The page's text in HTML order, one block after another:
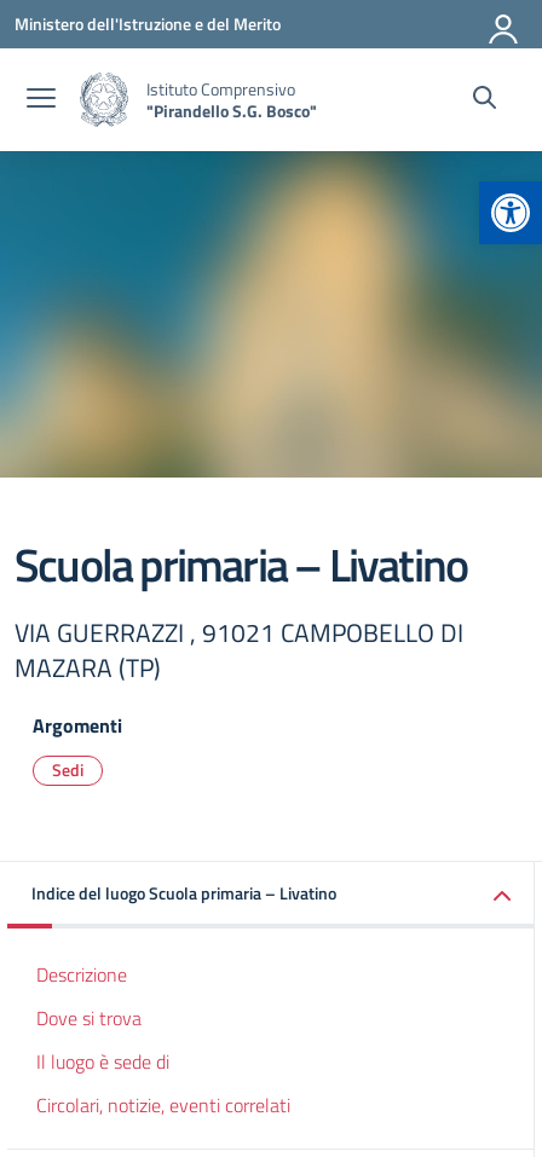
Vai ai contenuti
Vai al menu di navigazione
Vai al footer
Ministero dell'Istruzione e del Merito
Istituto Comprensivo
"Pirandello S.G. Bosco"
Scuola primaria – Livatino
VIA GUERRAZZI , 91021 CAMPOBELLO DI
MAZARA (TP)
Argomenti
Sedi
Indice del luogo Scuola primaria – Livatino
Descrizione
Dove si trova
Il luogo è sede di
Circolari, notizie, eventi correlati